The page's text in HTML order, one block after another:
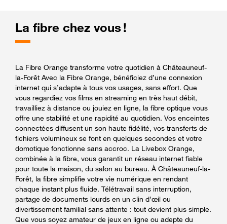
La fibre chez vous !
La Fibre Orange transforme votre quotidien à Châteauneuf-
la-Forêt Avec la Fibre Orange, bénéficiez d’une connexion
internet qui s’adapte à tous vos usages, sans effort. Que
vous regardiez vos films en streaming en très haut débit,
travailliez à distance ou jouiez en ligne, la fibre optique vous
offre une stabilité et une rapidité au quotidien. Vos enceintes
connectées diffusent un son haute fidélité, vos transferts de
fichiers volumineux se font en quelques secondes et votre
domotique fonctionne sans accroc. La Livebox Orange,
combinée à la fibre, vous garantit un réseau internet fiable
pour toute la maison, du salon au bureau. À Châteauneuf-la-
Forêt, la fibre simplifie votre vie numérique en rendant
chaque instant plus fluide. Télétravail sans interruption,
partage de documents lourds en un clin d’œil ou
divertissement familial sans attente : tout devient plus simple.
Que vous soyez amateur de jeux en ligne ou adepte du